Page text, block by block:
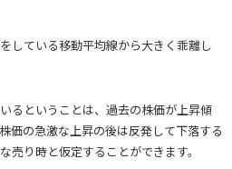
している移動平均線から大きく乖離し
るということは、過去の株価が上昇傾
価の急激な上昇の後は反発して下落する
売り時と仮定することができます。